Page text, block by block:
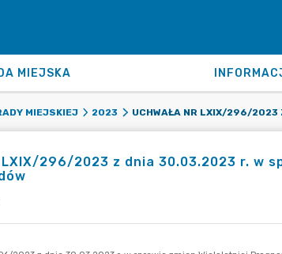
MIEJSKA
MIEJSKIEJ 2023
LXIX/296/2023 z dnia 30.03.2023 r. w